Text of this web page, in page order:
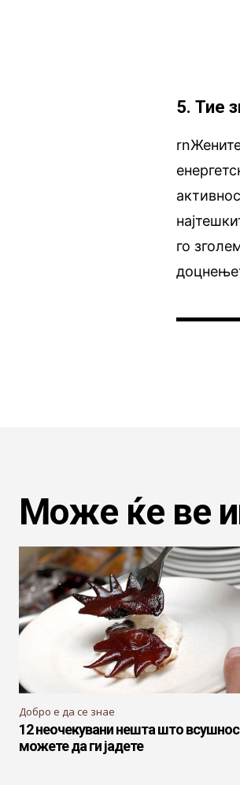
5. Тие
го
Може ќе ве
Добро е да се знае
12 неочекувани нешта што
можете да ги јадете